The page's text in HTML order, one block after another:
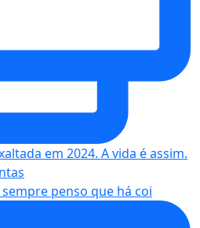
penso que há coi